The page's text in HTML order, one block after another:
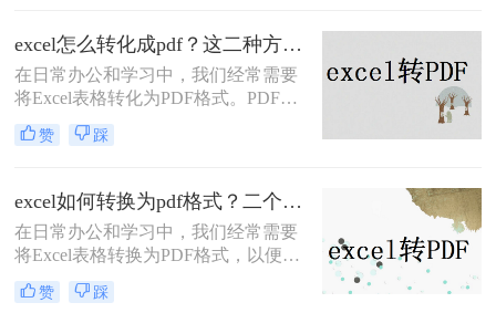
格式稳定性和易于分享的特点，使得
它成为表格转换的理想选择。那么表
格如何转换成pdf呢？本文将介绍三种
将表格转换为PDF的实用方法，帮助
您轻松实现表格的格式化输出。
excel怎么转化成pdf？这二种方法你可以试试！
在日常办公和学习中，我们经常需要
将Excel表格转化为PDF格式。PDF文
件具有跨平台性、不易被篡改的特
点，能够确保表格数据的完整性和准
档。那么excel怎么转化成pdf呢？本文
将介绍两种将Excel表格转化为PDF的
实用方法，帮助您轻松实现这一目
标。
赞 踩
excel如何转换为pdf格式？二个简单的方法教大家！
在日常办公和学习中，我们经常需要
将Excel表格转换为PDF格式，以便于
分享、打印或存档。PDF文件具有跨
平台性、不易被篡改的特点，能够确
赞 踩